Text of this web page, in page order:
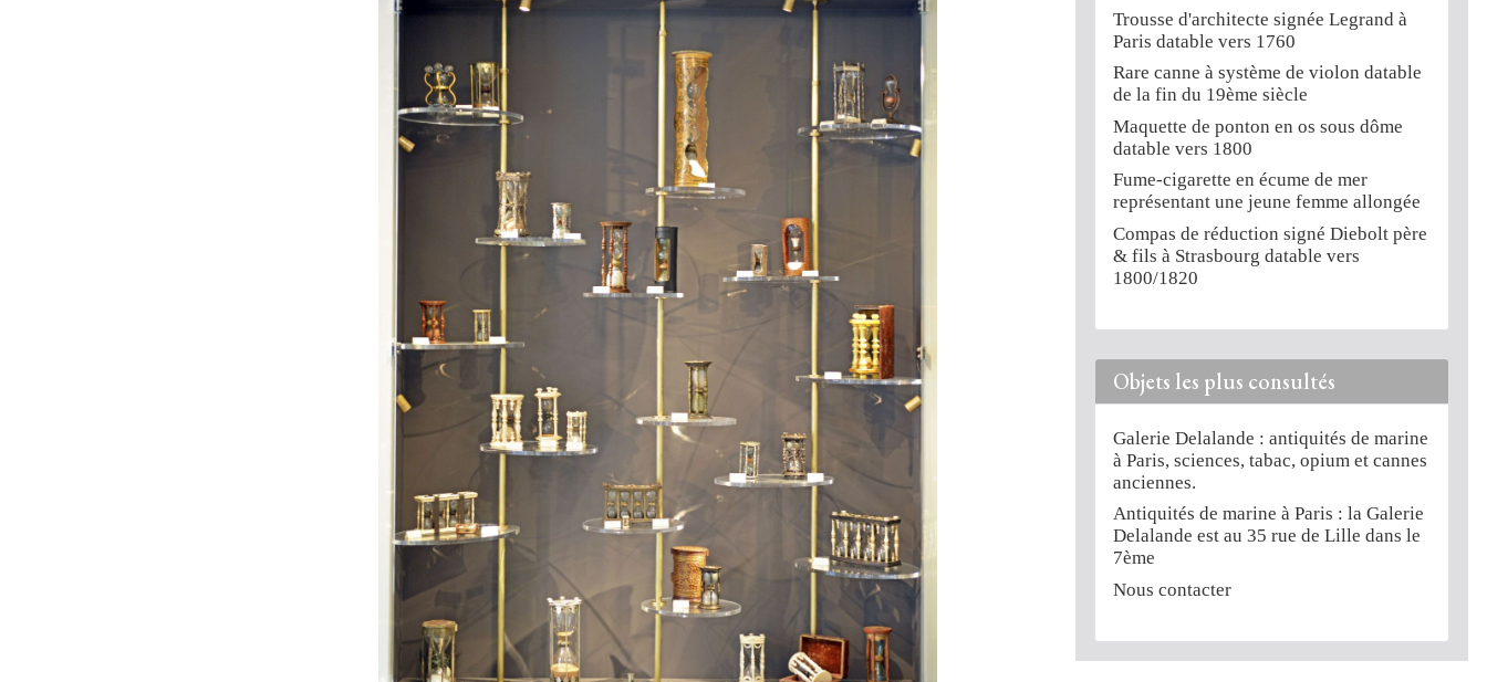
Trousse d'architecte signée Legrand à
Paris datable vers 1760
Rare canne à système de violon datable
de la fin du 19ème siècle
Maquette de ponton en os sous dôme
datable vers 1800
Fume-cigarette en écume de mer
représentant une jeune femme allongée
Compas de réduction signé Diebolt père
& fils à Strasbourg datable vers
1800/1820
Objets les plus consultés
Galerie Delalande : antiquités de marine
à Paris, sciences, tabac, opium et cannes
anciennes.
Antiquités de marine à Paris : la Galerie
Delalande est au 35 rue de Lille dans le
7ème
Nous contacter